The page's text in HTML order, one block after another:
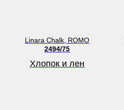
Linara Chalk, ROMO
2494/75
Хлопок и лен